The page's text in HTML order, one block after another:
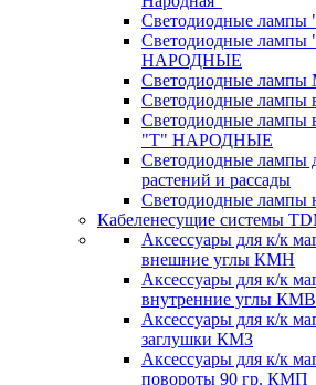
Светодиодные лампы
Светодиодные лампы
НАРОДНЫЕ
Светодиодные
Светодиодные лампы
Светодиодные лампы
"Т" НАРОДНЫЕ
Светодиодные лампы
растений и рассады
Светодиодные лампы
Кабеленесущие системы
Аксессуары для к/к
внешние углы КМН
Аксессуары для к/к
внутренние углы КМВ
Аксессуары для к/к
заглушки КМЗ
Аксессуары для к/к
повороты 90 гр. КМП